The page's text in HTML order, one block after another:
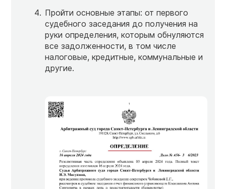
Пройти основные этапы: от первого
судебного заседания до получения на
руки определения, которым обнуляются
все задолженности, в том числе
налоговые, кредитные, коммунальные и
другие.